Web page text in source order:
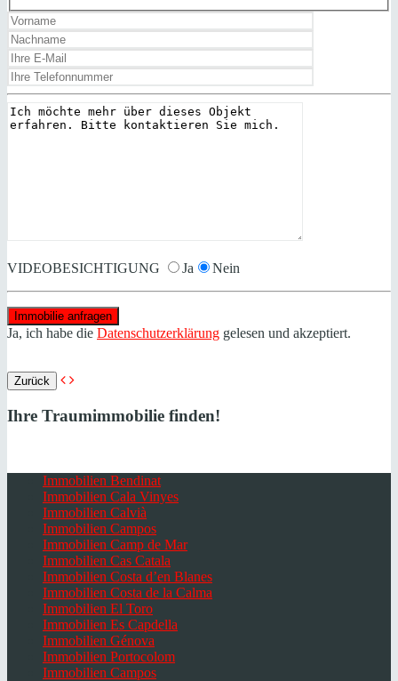
VIDEOBESICHTIGUNG Ja Nein
Ja, ich habe die Datenschutzerklärung gelesen und akzeptiert.
Zurück
Ihre Traumimmobilie finden!
Immobilien Bendinat
Immobilien Cala Vinyes
Immobilien Calvià
Immobilien Campos
Immobilien Camp de Mar
Immobilien Cas Catala
Immobilien Costa d’en Blanes
Immobilien Costa de la Calma
Immobilien El Toro
Immobilien Es Capdella
Immobilien Génova
Immobilien Portocolom
Immobilien Campos